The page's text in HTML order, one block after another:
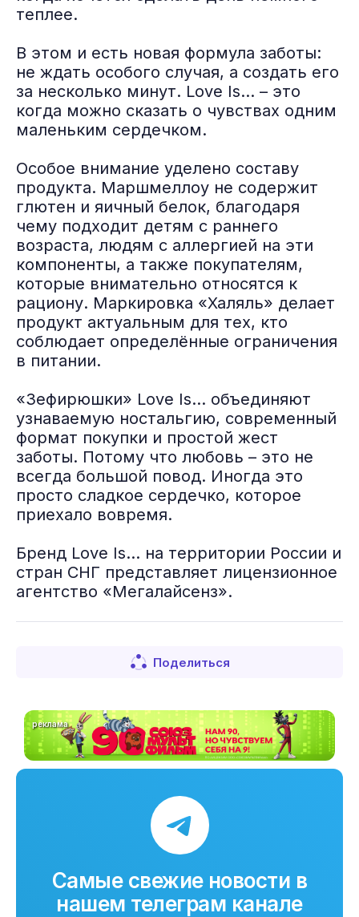
теплее.
В этом и есть новая формула заботы:
не ждать особого случая, а создать его
за несколько минут. Love Is… – это
когда можно сказать о чувствах одним
маленьким сердечком.
Особое внимание уделено составу
продукта. Маршмеллоу не содержит
глютен и яичный белок, благодаря
чему подходит детям с раннего
возраста, людям с аллергией на эти
компоненты, а также покупателям,
которые внимательно относятся к
рациону. Маркировка «Халяль» делает
продукт актуальным для тех, кто
соблюдает определённые ограничения
в питании.
«Зефирюшки» Love Is… объединяют
узнаваемую ностальгию, современный
формат покупки и простой жест
заботы. Потому что любовь – это не
всегда большой повод. Иногда это
просто сладкое сердечко, которое
приехало вовремя.
Бренд Love Is… на территории России и
стран СНГ представляет лицензионное
агентство «Мегалайсенз».
Поделиться
реклама
Самые свежие новости в
нашем телеграм канале